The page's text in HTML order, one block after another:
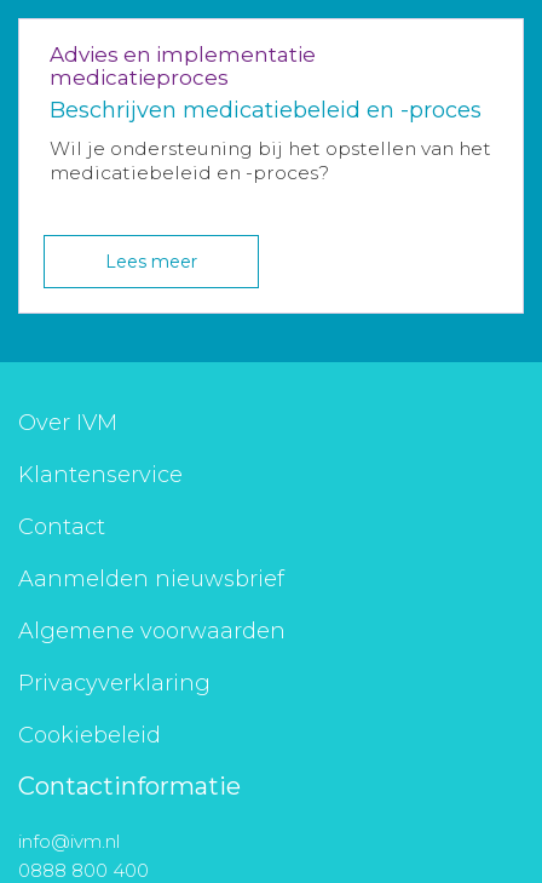
Advies en implementatie
medicatieproces
Beschrijven medicatiebeleid en -proces
Wil je ondersteuning bij het opstellen van het
medicatiebeleid en -proces?
Lees meer
Over IVM
Klantenservice
Contact
Aanmelden nieuwsbrief
Algemene voorwaarden
Privacyverklaring
Cookiebeleid
Contactinformatie
info@ivm.nl
0888 800 400